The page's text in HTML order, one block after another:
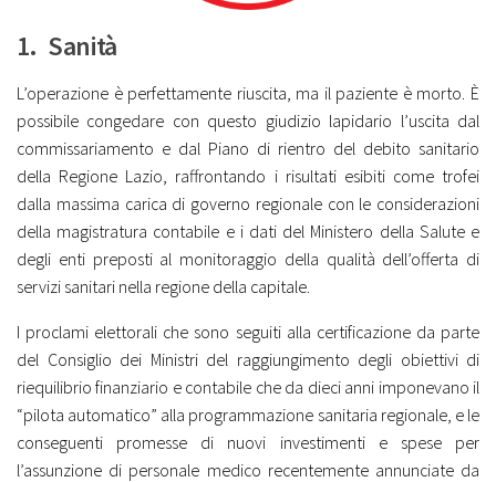
1. Sanità
L’operazione è perfettamente riuscita, ma il paziente è morto. È
possibile congedare con questo giudizio lapidario l’uscita dal
commissariamento e dal Piano di rientro del debito sanitario
della Regione Lazio, raffrontando i risultati esibiti come trofei
dalla massima carica di governo regionale con le considerazioni
della magistratura contabile e i dati del Ministero della Salute e
degli enti preposti al monitoraggio della qualità dell’offerta di
servizi sanitari nella regione della capitale.
I proclami elettorali che sono seguiti alla certificazione da parte
del Consiglio dei Ministri del raggiungimento degli obiettivi di
riequilibrio finanziario e contabile che da dieci anni imponevano il
“pilota automatico” alla programmazione sanitaria regionale, e le
conseguenti promesse di nuovi investimenti e spese per
l’assunzione di personale medico recentemente annunciate da